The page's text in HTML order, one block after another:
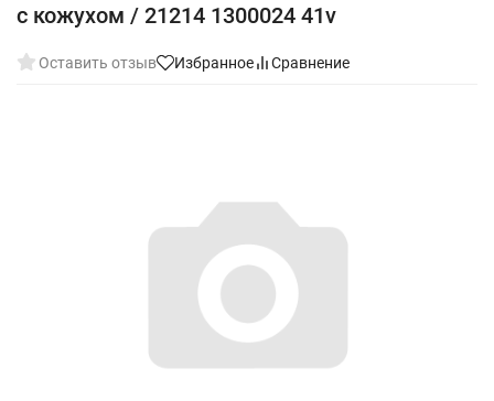
с кожухом / 21214 1300024 41v
Оставить отзыв Избранное Сравнение